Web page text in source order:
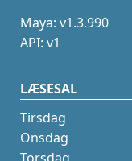
Maya: v1.3.990
API: v1
LÆSESAL
Tirsdag
Onsdag